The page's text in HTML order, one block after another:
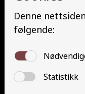
Minibuss (D1)
Minibuss med
Grunnutdanning
YSK Gods
YSK Person